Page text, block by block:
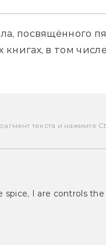
посвящённого
в том
текста и нажмите
I are controls the